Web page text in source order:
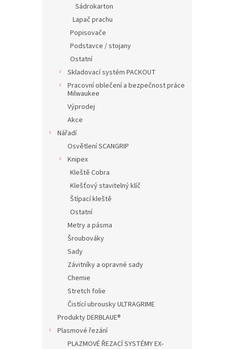
Sádrokarton
Lapač prachu
Popisovače
Podstavce / stojany
Ostatní
Skladovací systém PACKOUT
Pracovní oblečení a bezpečnost práce
Milwaukee
Výprodej
Akce
Nářadí
Osvětlení SCANGRIP
Knipex
Kleště Cobra
Klešťový stavitelný klíč
Štípací kleště
Ostatní
Metry a pásma
Šroubováky
Sady
Závitníky a opravné sady
Chemie
Stretch folie
Čistící ubrousky ULTRAGRIME
Produkty DERBLAUE®
Plasmové řezání
PLAZMOVÉ ŘEZACÍ SYSTÉMY EX-